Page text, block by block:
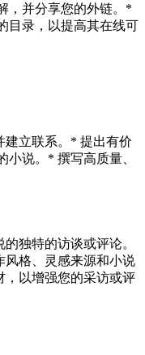
，并分享您的外链。*
目录，以提高其在线可
建立联系。* 提出有价
小说。* 撰写高质量、
独特的访谈或评论。
风格、灵感来源和小说
，以增强您的采访或评